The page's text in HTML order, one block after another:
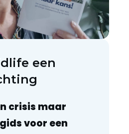
een
crisis maar
voor een